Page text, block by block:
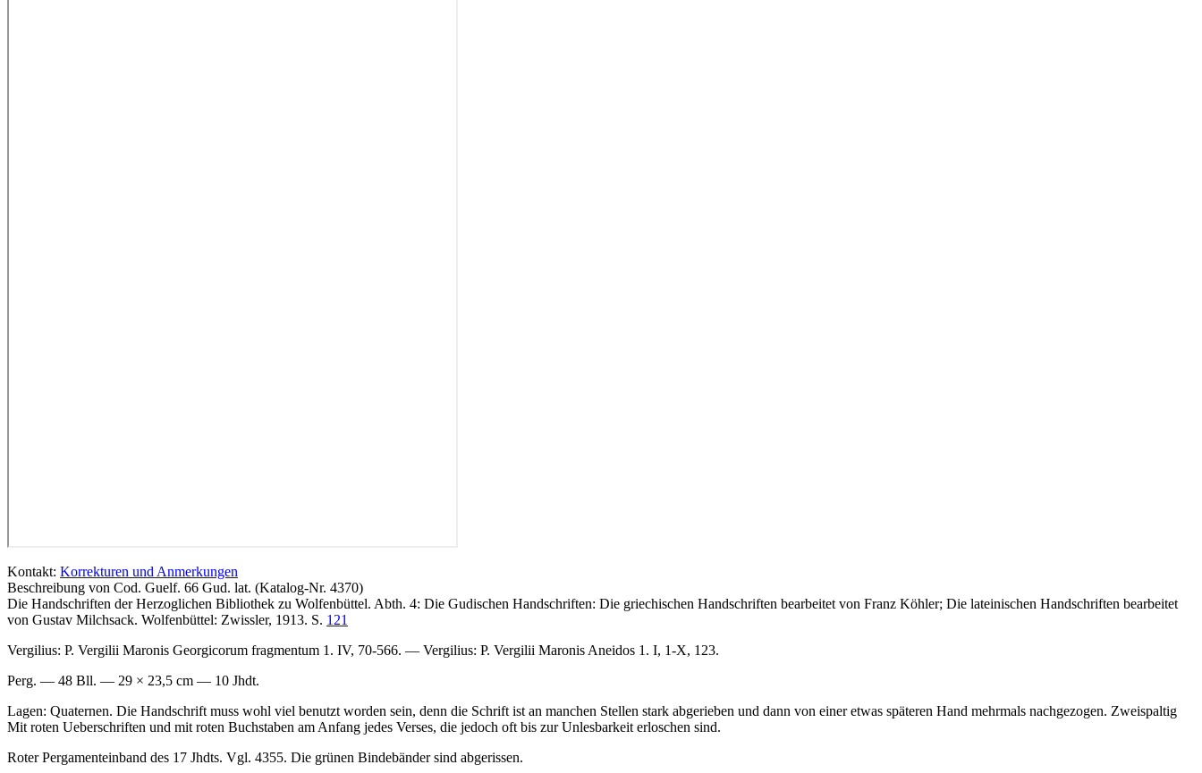
Kontakt: Korrekturen und Anmerkungen
Beschreibung von Cod. Guelf. 66 Gud. lat. (Katalog-Nr. 4370)
Die Handschriften der Herzoglichen Bibliothek zu Wolfenbüttel. Abth. 4: Die Gudischen Handschriften: Die griechischen Handschriften bearbeitet von Franz Köhler; Die lateinischen Handschriften bearbeitet
von Gustav Milchsack. Wolfenbüttel: Zwissler, 1913. S. 121
Vergilius: P. Vergilii Maronis Georgicorum fragmentum 1. IV, 70-566. — Vergilius: P. Vergilii Maronis Aneidos 1. I, 1-X, 123.
Perg. — 48 Bll. — 29 × 23,5 cm — 10 Jhdt.
Lagen: Quaternen. Die Handschrift muss wohl viel benutzt worden sein, denn die Schrift ist an manchen Stellen stark abgerieben und dann von einer etwas späteren Hand mehrmals nachgezogen. Zweispaltig
Mit roten Ueberschriften und mit roten Buchstaben am Anfang jedes Verses, die jedoch oft bis zur Unlesbarkeit erloschen sind.
Roter Pergamenteinband des 17 Jhdts. Vgl. 4355. Die grünen Bindebänder sind abgerissen.